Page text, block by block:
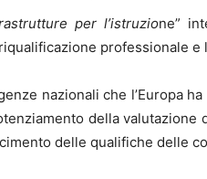
per l’istruzione”
professionale
nazionali che l’Europa
della valutazione
delle qualifiche delle